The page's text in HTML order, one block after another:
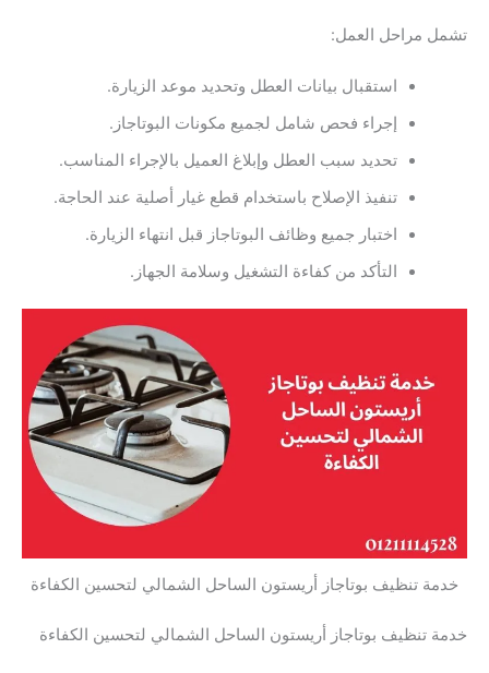
تشمل مراحل العمل:
استقبال بيانات العطل وتحديد موعد الزيارة.
إجراء فحص شامل لجميع مكونات البوتاجاز.
تحديد سبب العطل وإبلاغ العميل بالإجراء المناسب.
تنفيذ الإصلاح باستخدام قطع غيار أصلية عند الحاجة.
اختبار جميع وظائف البوتاجاز قبل انتهاء الزيارة.
التأكد من كفاءة التشغيل وسلامة الجهاز.
خدمة تنظيف بوتاجاز أريستون الساحل الشمالي لتحسين الكفاءة
خدمة تنظيف بوتاجاز أريستون الساحل الشمالي لتحسين الكفاءة